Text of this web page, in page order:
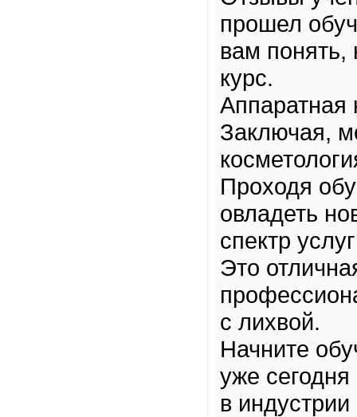
прошел
вам
курс.
Аппаратная
Заключая,
Проходя
овладеть
спектр
Это
с лихвой.
Начните
уже
в